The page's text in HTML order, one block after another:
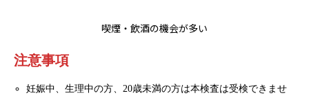
喫煙・飲酒の機会が多い
注意事項
妊娠中、生理中の方、20歳未満の方は本検査は受検できませ